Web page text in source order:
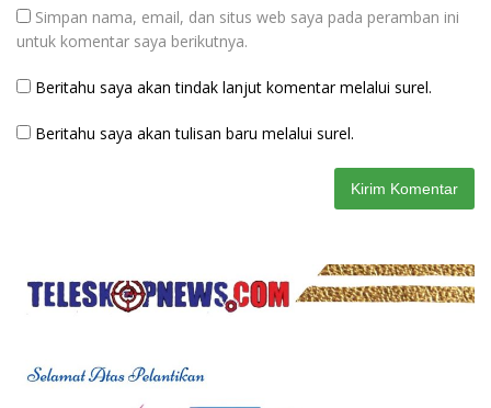
Simpan nama, email, dan situs web saya pada peramban ini
untuk komentar saya berikutnya.
Beritahu saya akan tindak lanjut komentar melalui surel.
Beritahu saya akan tulisan baru melalui surel.